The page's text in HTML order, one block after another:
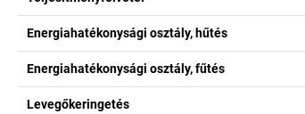
Energiahatékonysági osztály, hűtés
Energiahatékonysági osztály, fűtés
Levegőkeringetés